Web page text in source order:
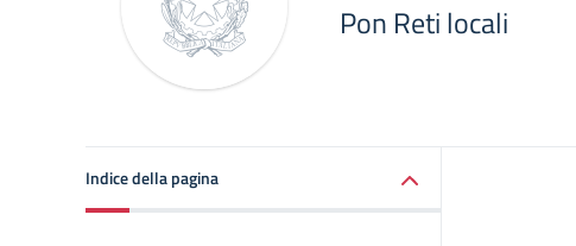
Pon Reti locali
Indice della pagina